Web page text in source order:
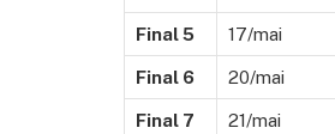
Final 5 17/mai
Final 6 20/mai
Final 7 21/mai